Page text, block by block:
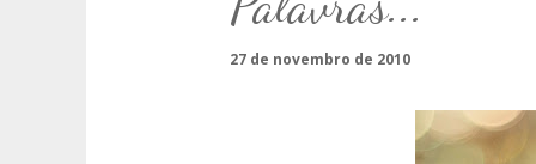
27 de novembro de 2010